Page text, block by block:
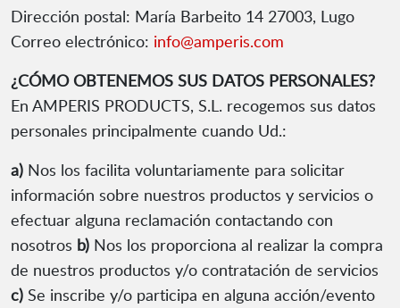
Dirección postal: María Barbeito 14 27003, Lugo
Correo electrónico: info@amperis.com
¿CÓMO OBTENEMOS SUS DATOS PERSONALES?
En AMPERIS PRODUCTS, S.L. recogemos sus datos
personales principalmente cuando Ud.:
a) Nos los facilita voluntariamente para solicitar
información sobre nuestros productos y servicios o
efectuar alguna reclamación contactando con
nosotros b) Nos los proporciona al realizar la compra
de nuestros productos y/o contratación de servicios
c) Se inscribe y/o participa en alguna acción/evento